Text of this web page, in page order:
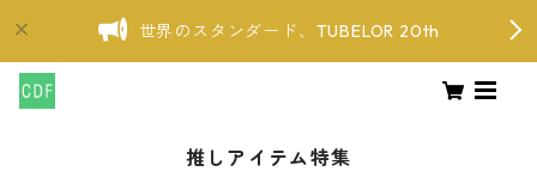
世界のスタンダード、TUBELOR 20th
推しアイテム特集